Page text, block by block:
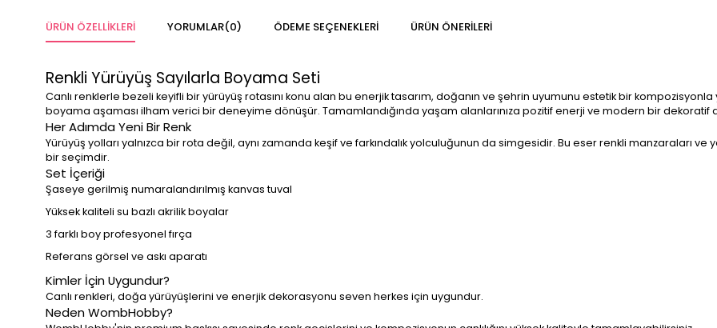
ÜRÜN ÖZELLIKLERI YORUMLAR(0) ÖDEME SEÇENEKLERI ÜRÜN ÖNERILERI
Renkli Yürüyüş Sayılarla Boyama Seti
Canlı renklerle bezeli keyifli bir yürüyüş rotasını konu alan bu enerjik tasarım, doğanın ve şehrin uyumunu estetik bir
boyama aşaması ilham verici bir deneyime dönüşür. Tamamlandığında yaşam alanlarınıza pozitif enerji ve modern bir dekoratif
Her Adımda Yeni Bir Renk
Yürüyüş yolları yalnızca bir rota değil, aynı zamanda keşif ve farkındalık yolculuğunun da simgesidir. Bu eser renkli manzaraları
bir seçimdir.
Set İçeriği
Şaseye gerilmiş numaralandırılmış kanvas tuval
Yüksek kaliteli su bazlı akrilik boyalar
3 farklı boy profesyonel fırça
Referans görsel ve askı aparatı
Kimler İçin Uygundur?
Canlı renkleri, doğa yürüyüşlerini ve enerjik dekorasyonu seven herkes için uygundur.
Neden WombHobby?